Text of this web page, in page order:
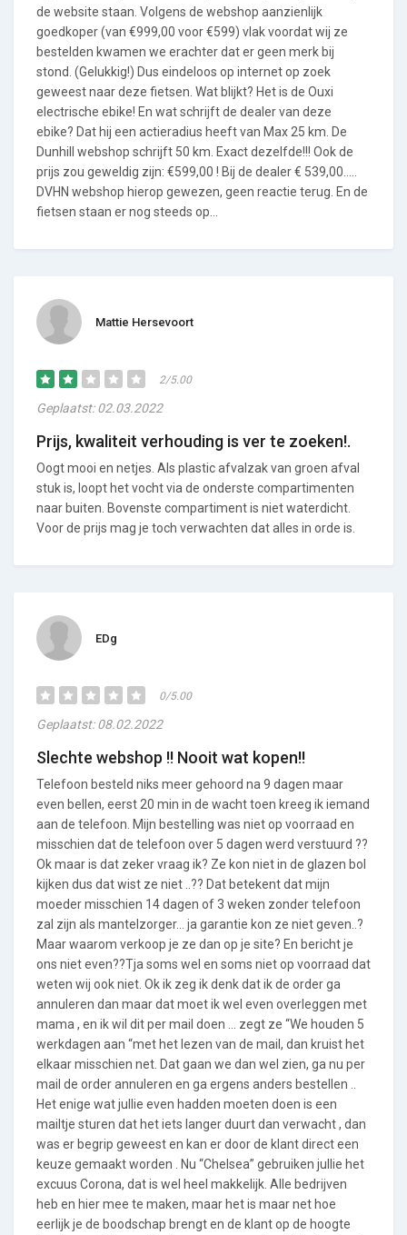
de website staan. Volgens de webshop aanzienlijk
goedkoper (van €999,00 voor €599) vlak voordat wij ze
bestelden kwamen we erachter dat er geen merk bij
stond. (Gelukkig!) Dus eindeloos op internet op zoek
geweest naar deze fietsen. Wat blijkt? Het is de Ouxi
electrische ebike! En wat schrijft de dealer van deze
ebike? Dat hij een actieradius heeft van Max 25 km. De
Dunhill webshop schrijft 50 km. Exact dezelfde!!! Ook de
prijs zou geweldig zijn: €599,00 ! Bij de dealer € 539,00…..
DVHN webshop hierop gewezen, geen reactie terug. En de
fietsen staan er nog steeds op…
Mattie Hersevoort
2/5.00
Geplaatst: 02.03.2022
Prijs, kwaliteit verhouding is ver te zoeken!.
Oogt mooi en netjes. Als plastic afvalzak van groen afval
stuk is, loopt het vocht via de onderste compartimenten
naar buiten. Bovenste compartiment is niet waterdicht.
Voor de prijs mag je toch verwachten dat alles in orde is.
EDg
0/5.00
Geplaatst: 08.02.2022
Slechte webshop !! Nooit wat kopen!!
Telefoon besteld niks meer gehoord na 9 dagen maar
even bellen, eerst 20 min in de wacht toen kreeg ik iemand
aan de telefoon. Mijn bestelling was niet op voorraad en
misschien dat de telefoon over 5 dagen werd verstuurd ??
Ok maar is dat zeker vraag ik? Ze kon niet in de glazen bol
kijken dus dat wist ze niet ..?? Dat betekent dat mijn
moeder misschien 14 dagen of 3 weken zonder telefoon
zal zijn als mantelzorger… ja garantie kon ze niet geven..?
Maar waarom verkoop je ze dan op je site? En bericht je
ons niet even??Tja soms wel en soms niet op voorraad dat
weten wij ook niet. Ok ik zeg ik denk dat ik de order ga
annuleren dan maar dat moet ik wel even overleggen met
mama , en ik wil dit per mail doen … zegt ze “We houden 5
werkdagen aan “met het lezen van de mail, dan kruist het
elkaar misschien net. Dat gaan we dan wel zien, ga nu per
mail de order annuleren en ga ergens anders bestellen ..
Het enige wat jullie even hadden moeten doen is een
mailtje sturen dat het iets langer duurt dan verwacht , dan
was er begrip geweest en kan er door de klant direct een
keuze gemaakt worden . Nu “Chelsea” gebruiken jullie het
excuus Corona, dat is wel heel makkelijk. Alle bedrijven
heb en hier mee te maken, maar het is maar net hoe
eerlijk je de boodschap brengt en de klant op de hoogte